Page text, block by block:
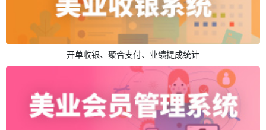
开单收银、聚合支付、业绩提成统计